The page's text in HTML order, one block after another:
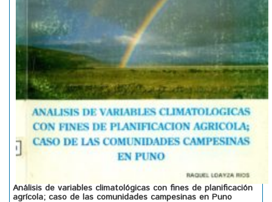
Análisis de variables climatológicas con fines de planificación
agrícola; caso de las comunidades campesinas en Puno